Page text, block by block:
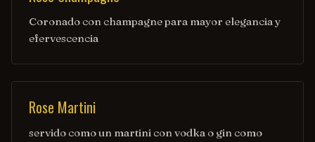
Coronado con champagne para mayor elegancia y
efervescencia
Rose Martini
servido como un martini con vodka o gin como